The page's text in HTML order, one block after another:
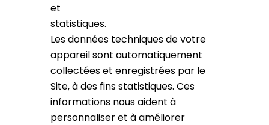
et
statistiques.
Les données techniques de votre
appareil sont automatiquement
collectées et enregistrées par le
Site, à des fins statistiques. Ces
informations nous aident à
personnaliser et à améliorer